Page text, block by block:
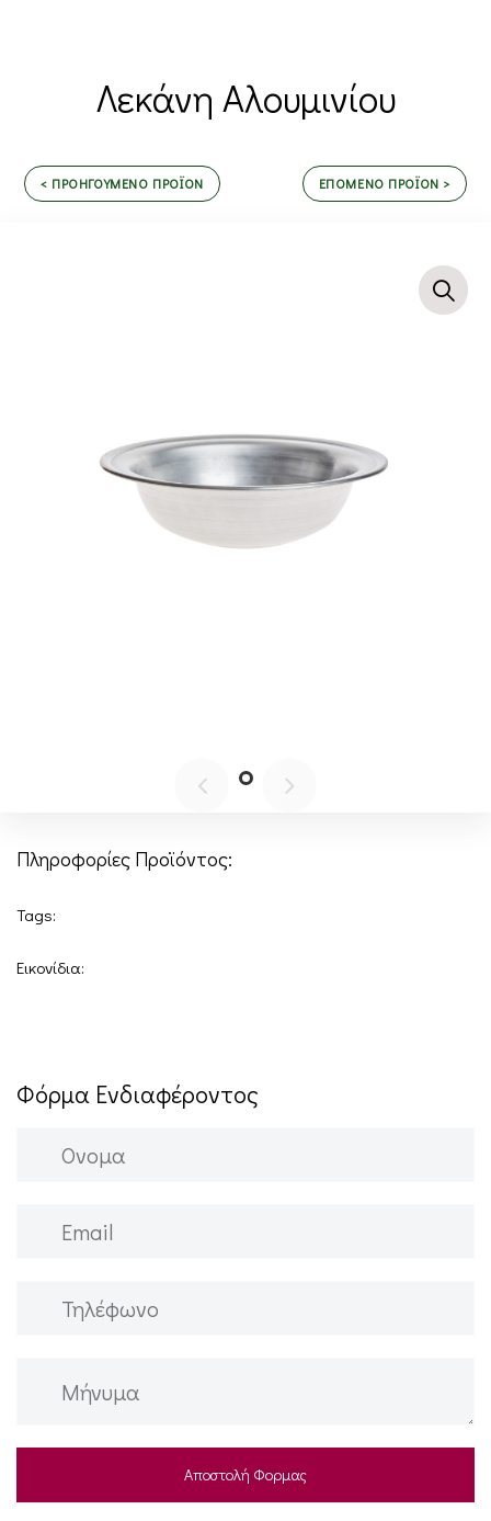
Λεκάνη Αλουμινίου
< ΠΡΟΗΓΟΥΜΕΝΟ ΠΡΟΪΟΝ ΕΠΟΜΕΝΟ ΠΡΟΪΟΝ >
Πληροφορίες Προϊόντος:
Tags:
Εικονίδια:
Φόρμα Ενδιαφέροντος